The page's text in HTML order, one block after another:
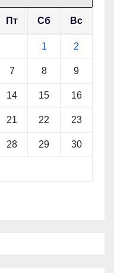
Пт Сб Вс
1 2
7 8 9
14 15 16
21 22 23
28 29 30